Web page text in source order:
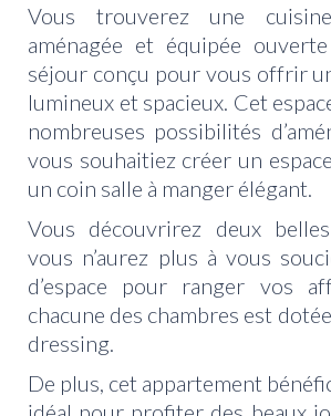
Vous trouverez une
aménagée et équipée
séjour conçu pour vous offrir
lumineux et spacieux. Cet
nombreuses possibilités
vous souhaitiez créer un
un coin salle à manger élégant.
Vous découvrirez deux
vous n’aurez plus à vous
d’espace pour ranger vos
chacune des chambres est
dressing.
De plus, cet appartement